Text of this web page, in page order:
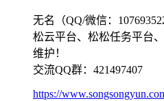
无名（QQ/微信：
松云平台、松松任务平台
维护！
交流QQ群：421497407
https://